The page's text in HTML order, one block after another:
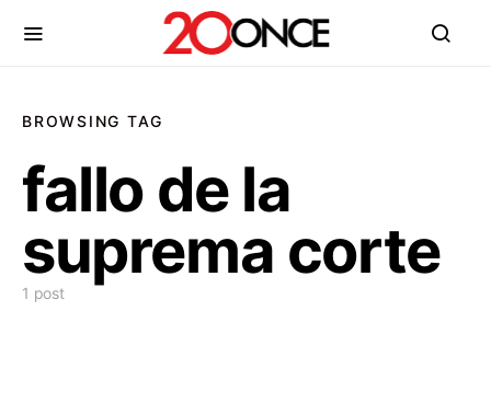
BROWSING TAG
fallo de la
suprema corte
1 post